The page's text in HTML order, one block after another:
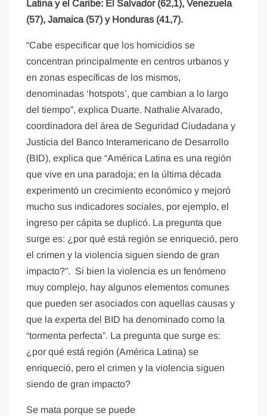
Latina y el Caribe: El Salvador (62,1), Venezuela
(57), Jamaica (57) y Honduras (41,7).
“Cabe especificar que los homicidios se
concentran principalmente en centros urbanos y
en zonas específicas de los mismos,
denominadas ‘hotspots’, que cambian a lo largo
del tiempo”, explica Duarte. Nathalie Alvarado,
coordinadora del área de Seguridad Ciudadana y
Justicia del Banco Interamericano de Desarrollo
(BID), explica que “América Latina es una región
que vive en una paradoja; en la última década
experimentó un crecimiento económico y mejoró
mucho sus indicadores sociales, por ejemplo, el
ingreso per cápita se duplicó. La pregunta que
surge es: ¿por qué está región se enriqueció, pero
el crimen y la violencia siguen siendo de gran
impacto?”. Si bien la violencia es un fenómeno
muy complejo, hay algunos elementos comunes
que pueden ser asociados con aquellas causas y
que la experta del BID ha denominado como la
“tormenta perfecta”. La pregunta que surge es:
¿por qué está región (América Latina) se
enriqueció, pero el crimen y la violencia siguen
siendo de gran impacto?
Se mata porque se puede